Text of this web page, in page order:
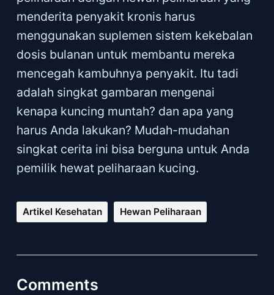
menderita penyakit kronis harus
menggunakan suplemen sistem kekebalan
dosis bulanan untuk membantu mereka
mencegah kambuhnya penyakit. Itu tadi
adalah singkat gambaran mengenai
kenapa kuncing muntah? dan apa yang
harus Anda lakukan? Mudah-mudahan
singkat cerita ini bisa berguna untuk Anda
pemilik hewat peliharaan kucing.
Artikel Kesehatan Hewan Peliharaan
Comments